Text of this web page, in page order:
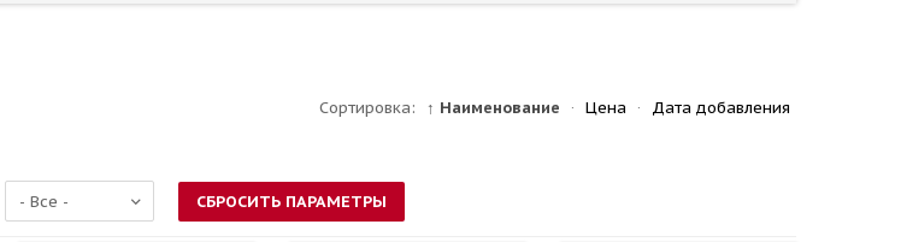
Сортировка: ↑ Наименование · Цена · Дата добавления